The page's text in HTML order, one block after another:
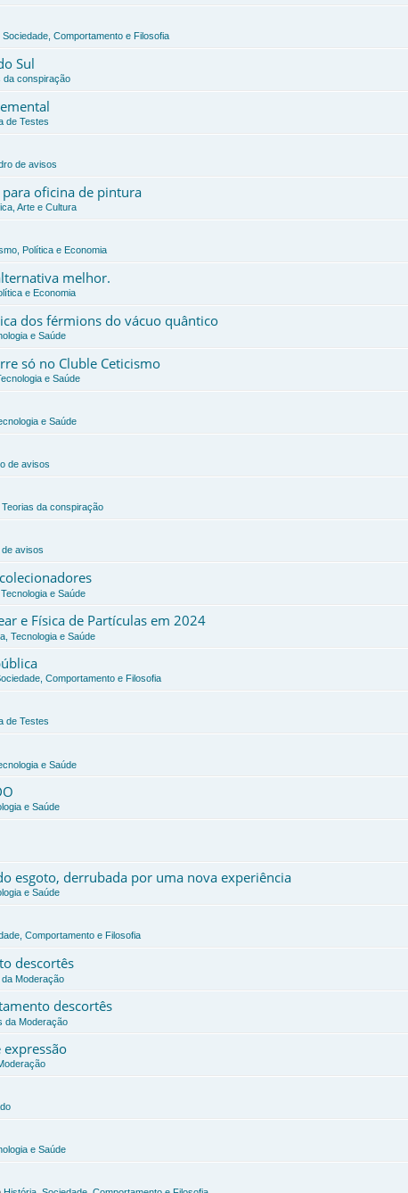
Sociedade, Comportamento e Filosofia
Sul
da conspiração
de Testes
de avisos
para oficina de pintura
Arte e Cultura
Política e Economia
melhor.
e Economia
dos férmions do vácuo quântico
e Saúde
só no Cluble Ceticismo
e Saúde
e Saúde
de avisos
Teorias da conspiração
avisos
e Saúde
e Física de Partículas em 2024
Tecnologia e Saúde
Comportamento e Filosofia
de Testes
e Saúde
e Saúde
esgoto, derrubada por uma nova experiência
e Saúde
Comportamento e Filosofia
descortês
Moderação
descortês
da Moderação
e Saúde